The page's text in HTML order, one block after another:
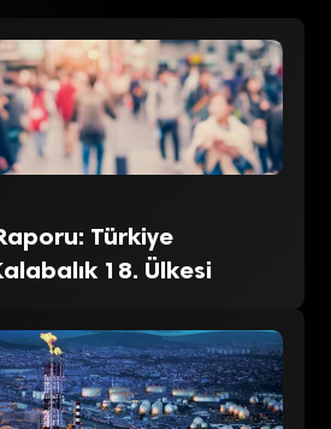
Türkiye
18. Ülkesi